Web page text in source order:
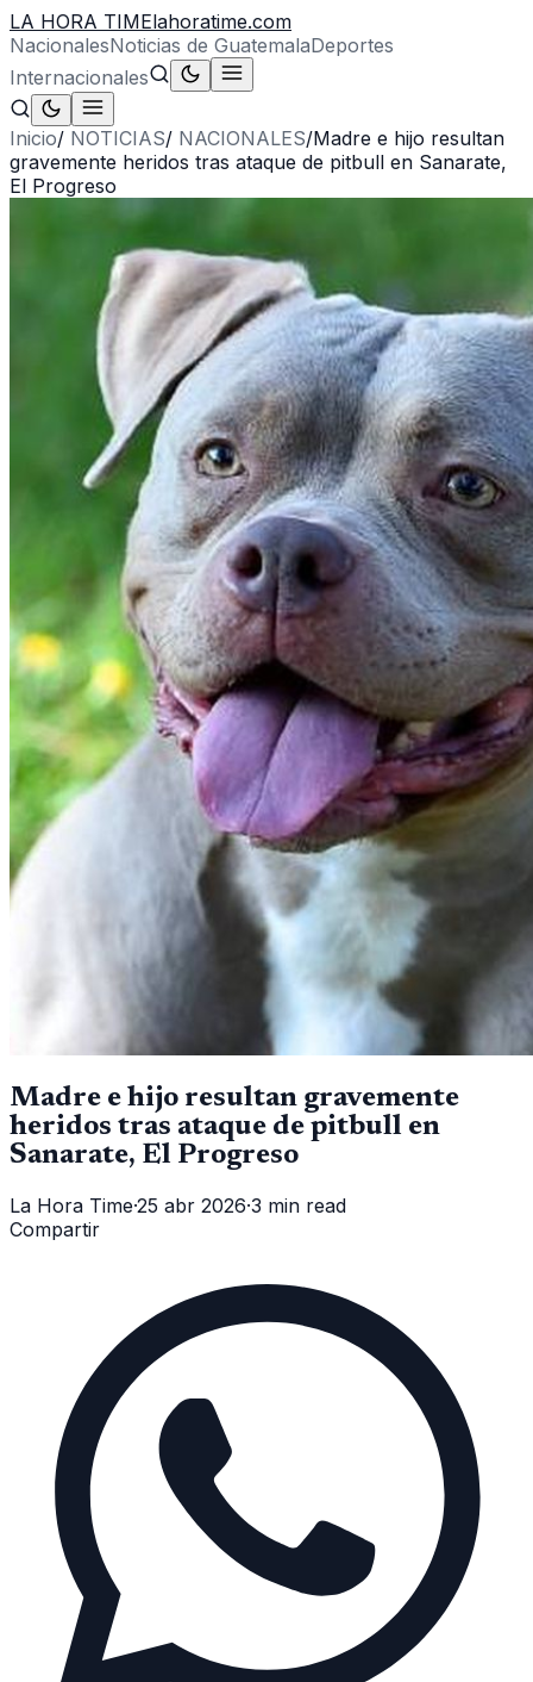
LA HORA TIMElahoratime.com
NacionalesNoticias de GuatemalaDeportes
Internacionales
Inicio/ NOTICIAS/ NACIONALES/Madre e hijo resultan
gravemente heridos tras ataque de pitbull en Sanarate,
El Progreso
Madre e hijo resultan gravemente
heridos tras ataque de pitbull en
Sanarate, El Progreso
La Hora Time·25 abr 2026·3 min read
Compartir